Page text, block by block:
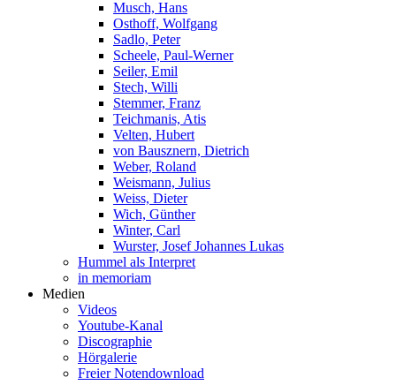
Musch, Hans
Osthoff, Wolfgang
Sadlo, Peter
Scheele, Paul-Werner
Seiler, Emil
Stech, Willi
Stemmer, Franz
Teichmanis, Atis
Velten, Hubert
von Bausznern, Dietrich
Weber, Roland
Weismann, Julius
Weiss, Dieter
Wich, Günther
Winter, Carl
Wurster, Josef Johannes Lukas
Hummel als Interpret
in memoriam
Medien
Videos
Youtube-Kanal
Discographie
Hörgalerie
Freier Notendownload